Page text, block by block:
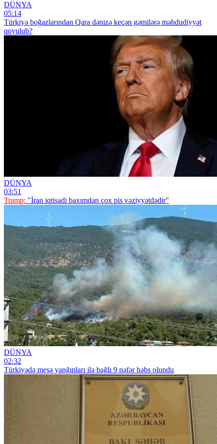
DÜNYA
05:14
Türkiyə boğazlarından Qara dənizə keçən gəmilərə məhdudiyyət
qoyulub?
DÜNYA
03:51
Tramp: "İran iqtisadi baxımdan çox pis vəziyyətdədir"
DÜNYA
02:32
Türkiyədə meşə yanğınları ilə bağlı 9 nəfər həbs olundu